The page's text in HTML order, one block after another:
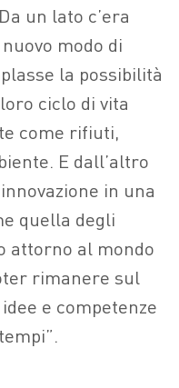
un lato c’era
modo di
la possibilità
ciclo di vita
come rifiuti,
E dall’altro
in una
quella degli
attorno al mondo
rimanere sul
e competenze